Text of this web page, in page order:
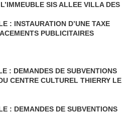
SIS ALLEE VILLA DES
: INSTAURATION D’UNE TAXE
PUBLICITAIRES
: DEMANDES DE SUBVENTIONS
CENTRE CULTUREL THIERRY LE
: DEMANDES DE SUBVENTIONS